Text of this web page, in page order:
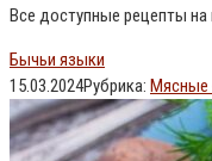
Все доступные рецепты на
Бычьи языки
15.03.2024Рубрика: